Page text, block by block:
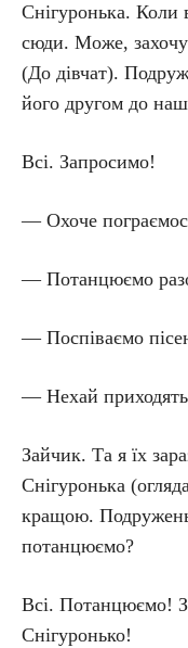
Снігуронька. Коли
сюди. Може,
(До дівчат).
його другом до
Всі. Запросимо!
— Охоче
— Потанцюємо
— Поспіваємо
— Нехай
Зайчик. Та я їх
Снігуронька
кращою.
потанцюємо?
Всі. Потанцюємо!
Снігуронько!